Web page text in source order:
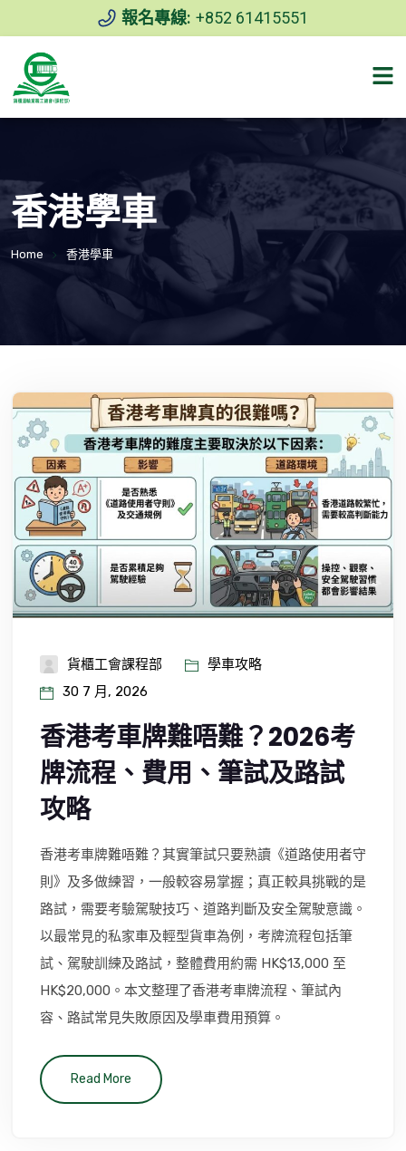
報名專線: +852 61415551
香港學車
Home 香港學車
貨櫃工會課程部
學車攻略
30 7 月, 2026
香港考車牌難唔難？2026考
牌流程、費用、筆試及路試
攻略
香港考車牌難唔難？其實筆試只要熟讀《道路使用者守
則》及多做練習，一般較容易掌握；真正較具挑戰的是
路試，需要考驗駕駛技巧、道路判斷及安全駕駛意識。
以最常見的私家車及輕型貨車為例，考牌流程包括筆
試、駕駛訓練及路試，整體費用約需 HK$13,000 至
HK$20,000。本文整理了香港考車牌流程、筆試內
容、路試常見失敗原因及學車費用預算。
Read More